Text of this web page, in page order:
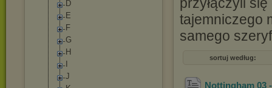
D
E
F
G
H
J
tajemniczego
samego
sortuj według:
Nottingham 03